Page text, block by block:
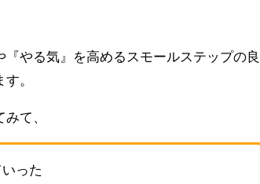
やる気』を高めるスモールステップの良
。
て、
った